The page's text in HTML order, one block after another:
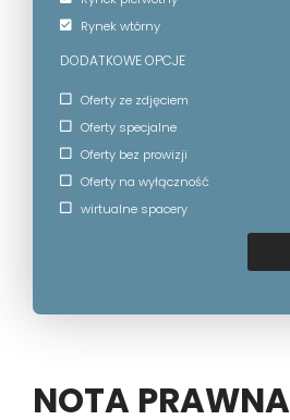
Rynek wtórny
DODATKOWE OPCJE
Oferty ze zdjęciem
Oferty specjalne
Oferty bez prowizji
Oferty na wyłączność
wirtualne spacery
NOTA PRAWNA